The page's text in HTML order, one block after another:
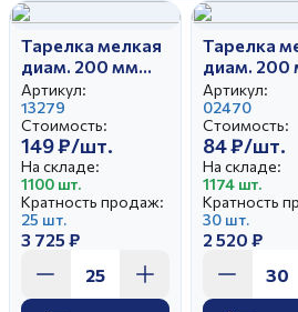
Тарелка мелкая
диам. 200 мм
Гладкий край
Красная Пахта
(25)
Артикул:
13279
Стоимость:
149 ₽/шт.
На складе:
1100 шт.
Кратность продаж:
25 шт.
3 725 ₽
Тарелка
диам. 200
Гладкий
Белая
Артикул:
02470
Стоимость:
84 ₽/шт.
На складе:
1174 шт.
Кратность
30 шт.
2 520 ₽